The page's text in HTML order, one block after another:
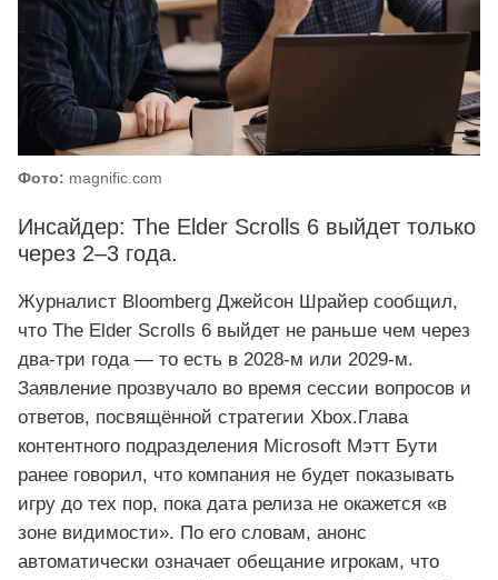
Фото: magnific.com
Инсайдер: The Elder Scrolls 6 выйдет только
через 2–3 года.
Журналист Bloomberg Джейсон Шрайер сообщил,
что The Elder Scrolls 6 выйдет не раньше чем через
два-три года — то есть в 2028-м или 2029-м.
Заявление прозвучало во время сессии вопросов и
ответов, посвящённой стратегии Xbox.Глава
контентного подразделения Microsoft Мэтт Бути
ранее говорил, что компания не будет показывать
игру до тех пор, пока дата релиза не окажется «в
зоне видимости». По его словам, анонс
автоматически означает обещание игрокам, что